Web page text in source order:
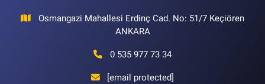
Osmangazi Mahallesi Erdinç Cad. No: 51/7 Keçiören
ANKARA
0 535 977 73 34
[email protected]